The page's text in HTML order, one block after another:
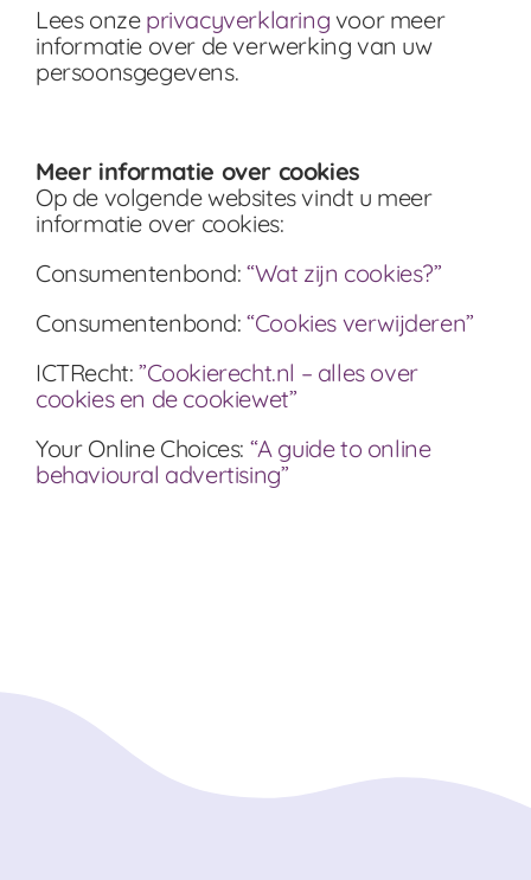
Lees onze privacyverklaring voor meer
informatie over de verwerking van uw
persoonsgegevens.
Meer informatie over cookies
Op de volgende websites vindt u meer
informatie over cookies:
Consumentenbond:“Wat zijn cookies?”
Consumentenbond:“Cookies verwijderen”
ICTRecht: ”Cookierecht.nl – alles over
cookies en de cookiewet”
Your Online Choices: “A guide to online
behavioural advertising”